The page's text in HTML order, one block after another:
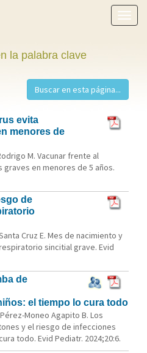
menú
la palabra clave
evita
menores de
M. Vacunar frente al
en menores de 5 años.
de
Cruz E. Mes de nacimiento y
sincitial grave. Evid
de
el tiempo lo cura todo
Moneo Agapito B. Los
y el riesgo de infecciones
todo. Evid Pediatr. 2024;20:6.